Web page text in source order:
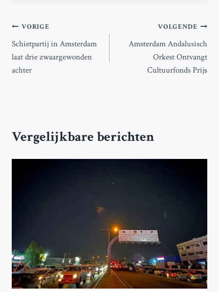
Bericht
navigatie
VORIGE
Schietpartij in Amsterdam
laat drie zwaargewonden
achter
VOLGENDE
Amsterdam Andalusisch
Orkest Ontvangt
Cultuurfonds Prijs
Vergelijkbare berichten